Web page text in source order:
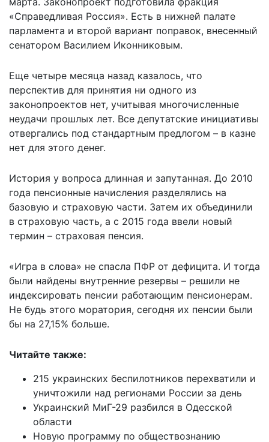
«Справедливая Россия». Есть в нижней палате
парламента и второй вариант поправок, внесенный
сенатором Василием Иконниковым.
Еще четыре месяца назад казалось, что
перспектив для принятия ни одного из
законопроектов нет, учитывая многочисленные
неудачи прошлых лет. Все депутатские инициативы
отвергались под стандартным предлогом – в казне
нет для этого денег.
История у вопроса длинная и запутанная. До 2010
года пенсионные начисления разделялись на
базовую и страховую части. Затем их объединили
в страховую часть, а с 2015 года ввели новый
термин – страховая пенсия.
«Игра в слова» не спасла ПФР от дефицита. И тогда
были найдены внутренние резервы – решили не
индексировать пенсии работающим пенсионерам.
Не будь этого моратория, сегодня их пенсии были
бы на 27,15% больше.
Читайте также:
215 украинских беспилотников перехватили и
уничтожили над регионами России за день
Украинский МиГ-29 разбился в Одесской
области
Новую программу по обществознанию